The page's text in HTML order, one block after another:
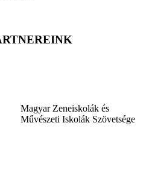
Magyar Zeneiskolák és
Művészeti Iskolák Szövetsége